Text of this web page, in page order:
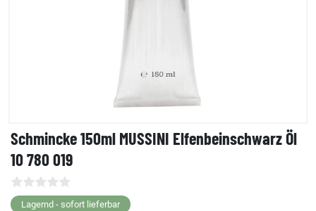
Schmincke 150ml MUSSINI Elfenbeinschwarz Öl
10 780 019
Lagernd - sofort lieferbar